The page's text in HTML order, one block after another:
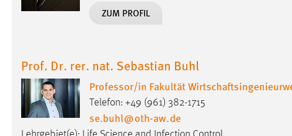
ZUM PROFIL
Prof. Dr. rer. nat. Sebastian Buhl
Professor/in Fakultät
Telefon: +49 (961) 382-1715
se.buhl@oth-aw.de
STATISTIK
Statistik Cookies erfassen Informationen anonym.
Diese Informationen helfen uns zu verstehen, wie
unsere Besucher unsere Website nutzen.